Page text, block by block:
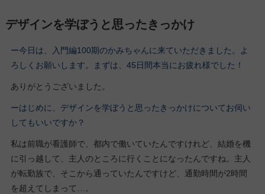
デザインを学ぼうと思ったきっかけ
ー今日は、入門編100期のかみちゃんに来ていただきました。よ
ろしくお願いします。
まずは、45日間本当にお疲れ様でした！
ありがとうございました。
ーはじめに、デザインを学ぼうと思ったきっかけについてお伺い
してもいいですか？
私は前職が看護師で、都内で働いていたんですけれど、結婚を機
に引っ越して、主人のところに行くことになったんですね。主人
が転勤族で、そこから通っていたんですけど、通勤時間が2時間
を超えてしまって…。